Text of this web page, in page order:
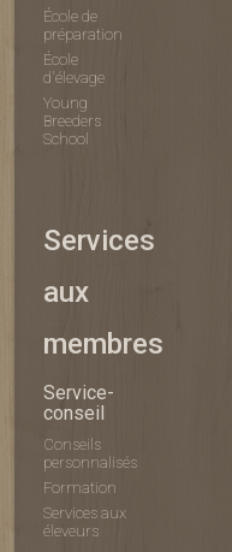
École de
préparation
École
d'élevage
Young
Breeders
School
Services
aux
membres
Service-
conseil
Conseils
personnalisés
Formation
Services aux
éleveurs